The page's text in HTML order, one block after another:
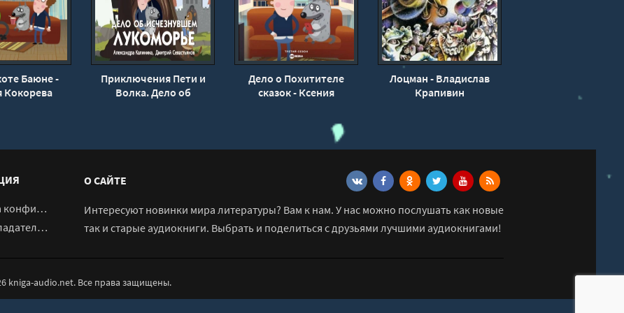
Баюне -
Кокорева
Приключения Пети и
Волка. Дело об
Дело о Похитителе
сказок - Ксения
Лоцман - Владислав
Крапивин
О САЙТЕ
Интересуют новинки мира литературы? Вам к нам. У нас можно послушать как новые
так и старые аудиокниги. Выбрать и поделиться с друзьями лучшими аудиокнигами!
kniga-audio.net. Все права защищены.